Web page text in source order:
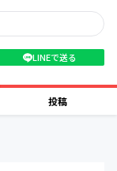
LINEで送る
投稿